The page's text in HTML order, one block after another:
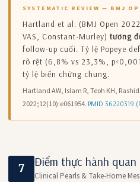
SYSTEMATIC REVIEW — BMJ
Hartland et al. (BMJ Open
VAS, Constant-Murley) tương
follow-up cuối. Tỷ lệ Popeye
rõ rệt (6,8% vs 23,3%,
tỷ lệ biến chứng chung.
Hartland AW, Islam R, Teoh KH, Rashid
2022;12(10):e061954. PMID 36220319
7 Điểm thực hành quan
Clinical Pearls & Take-Home